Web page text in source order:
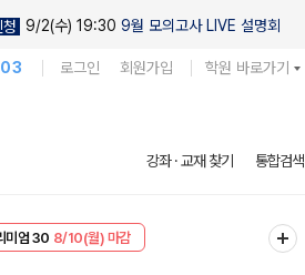
청 9/2(수) 19:30 9월 모의고사 LIVE 설명회
로그인 회원가입 학원 바로가기
강좌 · 교재 찾기 통합검색
8/10(월) 마감